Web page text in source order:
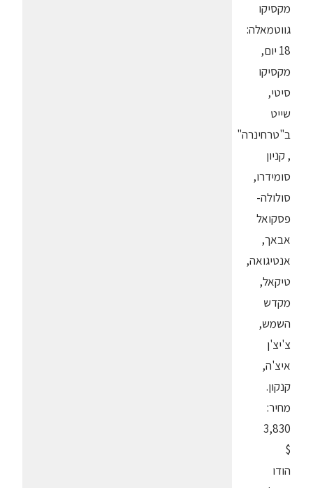
מקסיקו
גווטמאלה:
18 יום,
מקסיקו
סיטי,
שייט
ב"טרחינרה"
, קניון
סומידרו,
סולולה-
פסקואל
אבאך,
אנטיגואה,
טיקאל,
מקדש
השמש,
צ'יצ'ן
איצ'ה,
קנקון.
מחיר:
3,830
$
הודו